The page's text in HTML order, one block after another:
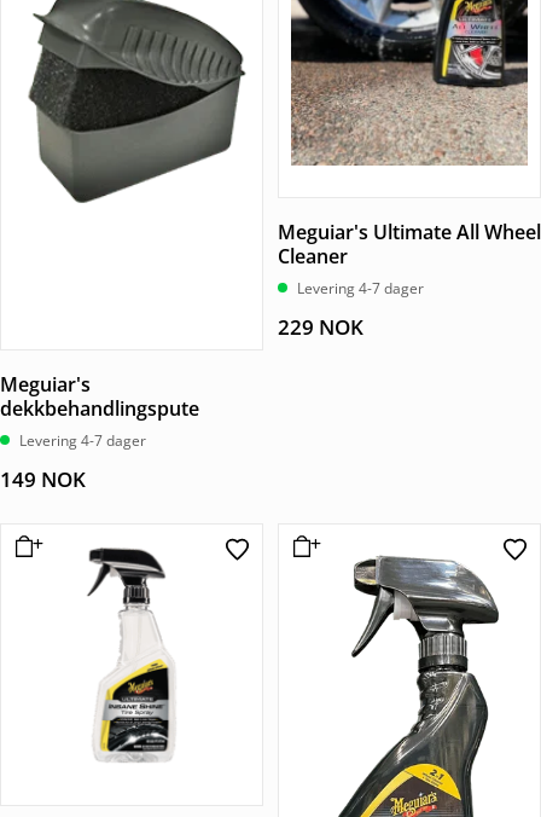
Meguiar's
dekkbehandlingspute
Levering 4-7 dager
149 NOK
Meguiar's Ultimate All Wheel
Cleaner
Levering 4-7 dager
229 NOK